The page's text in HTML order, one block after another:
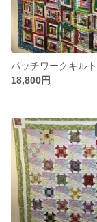
18,800円